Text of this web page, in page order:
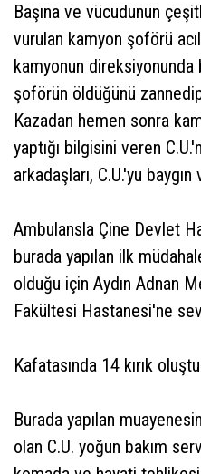
Başına ve vücudunun
vurulan kamyon şoförü
kamyonun direksiyonunda
şoförün öldüğünü
Kazadan hemen sonra
yaptığı bilgisini veren
arkadaşları, C.U.'yu
Ambulansla Çine Devlet
burada yapılan ilk
olduğu için Aydın Adnan
Fakültesi Hastanesi'ne
Kafatasında 14 kırık oluştu
Burada yapılan
olan C.U. yoğun bakım